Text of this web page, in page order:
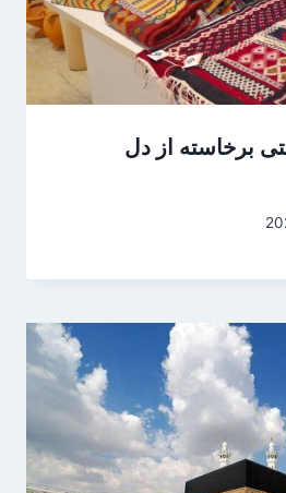
برخاسته از دل